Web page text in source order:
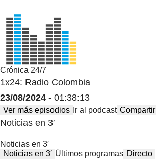
Crónica 24/7
1x24: Radio Colombia
23/08/2024 - 01:38:13
Ver más episodios Ir al podcast Compartir
Noticias en 3′
Noticias en 3′
Noticias en 3′ Últimos programas Directo